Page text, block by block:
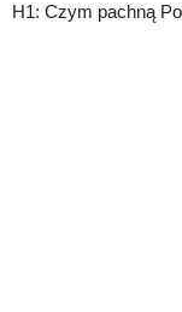
H1: Czym pachną